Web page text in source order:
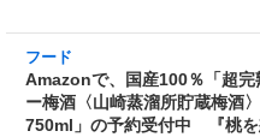
酒〉超完
予約受付
フード